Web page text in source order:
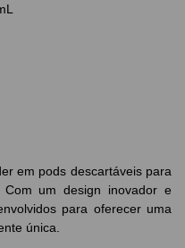
em pods descartáveis para
um design inovador e
para oferecer uma
única.